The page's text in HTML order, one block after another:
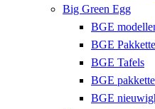
Big Green Egg
BGE
BGE
BGE Tafels
BGE
BGE